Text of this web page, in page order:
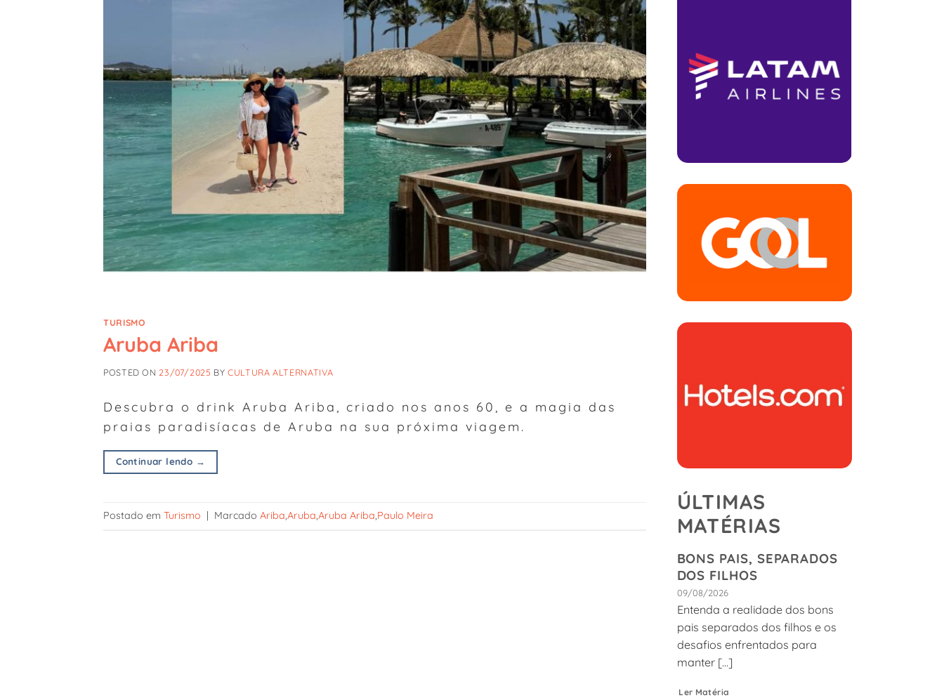
TURISMO
Aruba Ariba
POSTED ON 23/07/2025 BYCULTURA ALTERNATIVA
Descubra o drink Aruba Ariba, criado nos anos 60, e a magia das
praias paradisíacas de Aruba na sua próxima viagem.
Continuar lendo →
Postado em Turismo | Marcado Ariba,Aruba,Aruba Ariba,Paulo Meira
ÚLTIMAS
MATÉRIAS
BONS PAIS, SEPARADOS
DOS FILHOS
09/08/2026
Entenda a realidade dos bons
pais separados dos filhos e os
desafios enfrentados para
manter [...]
Ler Matéria